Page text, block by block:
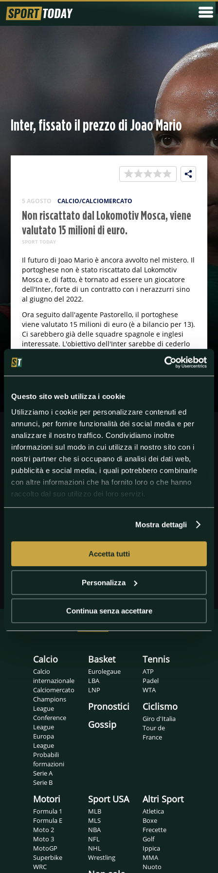
Questo sito web utilizza i cookie
Utilizziamo i cookie per personalizzare contenuti ed
annunci, per fornire funzionalità dei social media e per
analizzare il nostro traffico. Condividiamo inoltre
informazioni sul modo in cui utilizza il nostro sito con i
nostri partner che si occupano di analisi dei dati web,
pubblicità e social media, i quali potrebbero combinarle
con altre informazioni che ha fornito loro o che hanno
raccolto dal suo utilizzo dei loro servizi.
Mostra dettagli
Accetta tutti
Personalizza
Continua senza accettare
Inter, fissato il prezzo di Joao Mario
5 AGOSTO CALCIO/CALCIOMERCATO
Non riscattato dal Lokomotiv Mosca, viene
valutato 15 milioni di euro.
SPORT TODAY
Il futuro di Joao Mario è ancora avvolto nel mistero. Il
portoghese non è stato riscattato dal Lokomotiv
Mosca e, di fatto, è tornato ad essere un giocatore
dell'Inter, forte di un contratto con i nerazzurri sino
al giugno del 2022.
Ora seguito dall'agente Pastorello, il portoghese
viene valutato 15 milioni di euro (è a bilancio per 13).
Ci sarebbero già delle squadre spagnole e inglesi
interessate. L'obiettivo dell'Inter sarebbe di cederlo
Calcio
Calcio
internazionale
Calciomercato
Champions
League
Conference
League
Europa
League
Probabili
formazioni
Serie A
Serie B
Basket
Eurolegaue
LBA
LNP
Pronostici
Gossip
Tennis
ATP
Padel
WTA
Ciclismo
Giro d'Italia
Tour de
France
Motori
Formula 1
Formula E
Moto 2
Moto 3
MotoGP
Superbike
WRC
Sport USA
MLB
MLS
NBA
NFL
NHL
Wrestling
Altri Sport
Atletica
Boxe
Frecette
Golf
Ippica
MMA
Nuoto